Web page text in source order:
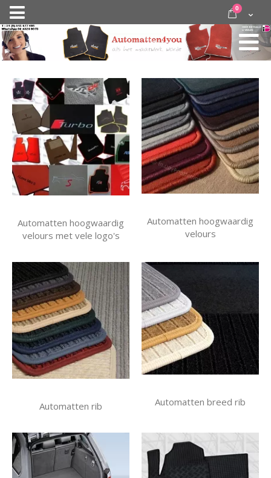
Nav
activeren
door
inhoud
Cart
0 items
Automatten hoogwaardig
velours met vele logo's
Automatten hoogwaardig
velours
Automatten rib Automatten breed rib